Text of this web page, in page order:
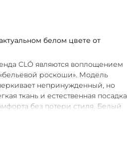
белом цвете от
CLÓ являются воплощением
роскоши». Модель
непринужденный, но
ткань и естественная посадка
без потери стиля. Белый
Такая рубашка легко